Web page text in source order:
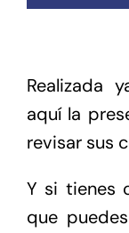
Realizada
aquí la
revisar sus
Y si tienes
que